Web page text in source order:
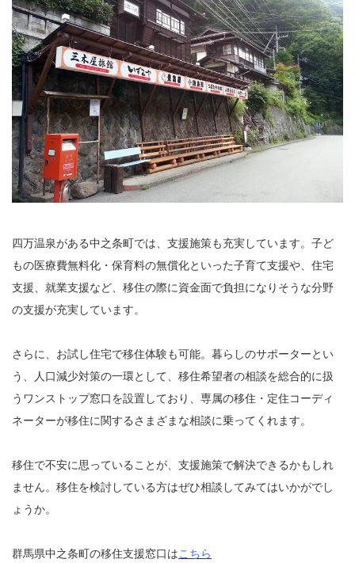
四万温泉がある中之条町では、支援施策も充実しています。子ど
もの医療費無料化・保育料の無償化といった子育て支援や、住宅
支援、就業支援など、移住の際に資金面で負担になりそうな分野
の支援が充実しています。
さらに、お試し住宅で移住体験も可能。暮らしのサポーターとい
う、人口減少対策の一環として、移住希望者の相談を総合的に扱
うワンストップ窓口を設置しており、専属の移住・定住コーディ
ネーターが移住に関するさまざまな相談に乗ってくれます。
移住で不安に思っていることが、支援施策で解決できるかもしれ
ません。移住を検討している方はぜひ相談してみてはいかがでし
ょうか。
群馬県中之条町の移住支援窓口はこちら